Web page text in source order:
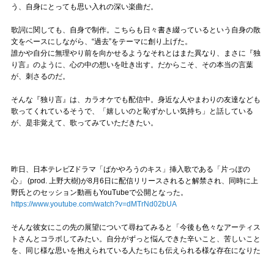
う、自身にとっても思い入れの深い楽曲だ。
歌詞に関しても、自身で制作。こちらも日々書き綴っているという自身の散
文をベースにしながら、“過去”をテーマに創り上げた。
誰かや自分に無理やり前を向かせるようなそれとはまた異なり、まさに『独
り言』のように、心の中の想いを吐き出す。だからこそ、その本当の言葉
が、刺さるのだ。
そんな『独り言』は、カラオケでも配信中。身近な人やまわりの友達なども
歌ってくれているそうで、「嬉しいのと恥ずかしい気持ち」と話している
が、是非覚えて、歌ってみていただきたい。
昨日、日本テレビZドラマ「ばかやろうのキス」挿入歌である「片っぽの
心」 (prod. 上野大樹)が8月6日に配信リリースされると解禁され、同時に上
野氏とのセッション動画もYouTubeで公開となった。
https://www.youtube.com/watch?v=dMTrNd02bUA
そんな彼女にこの先の展望について尋ねてみると「今後も色々なアーティス
トさんとコラボしてみたい。自分がずっと悩んできた辛いこと、苦しいこと
を、同じ様な思いを抱えられている人たちにも伝えられる様な存在になりた